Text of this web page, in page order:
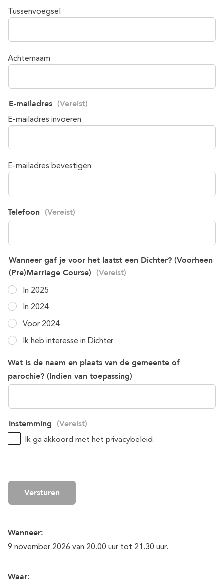
Tussenvoegsel
Achternaam
E-mailadres (Vereist)
E-mailadres invoeren
E-mailadres bevestigen
Telefoon (Vereist)
Wanneer gaf je voor het laatst een Dichter? (Voorheen
(Pre)Marriage Course) (Vereist)
In 2025
In 2024
Voor 2024
Ik heb interesse in Dichter
Wat is de naam en plaats van de gemeente of
parochie? (Indien van toepassing)
Instemming (Vereist)
Ik ga akkoord met het privacybeleid.
Wanneer:
9 november 2026 van 20.00 uur tot 21.30 uur.
Waar: